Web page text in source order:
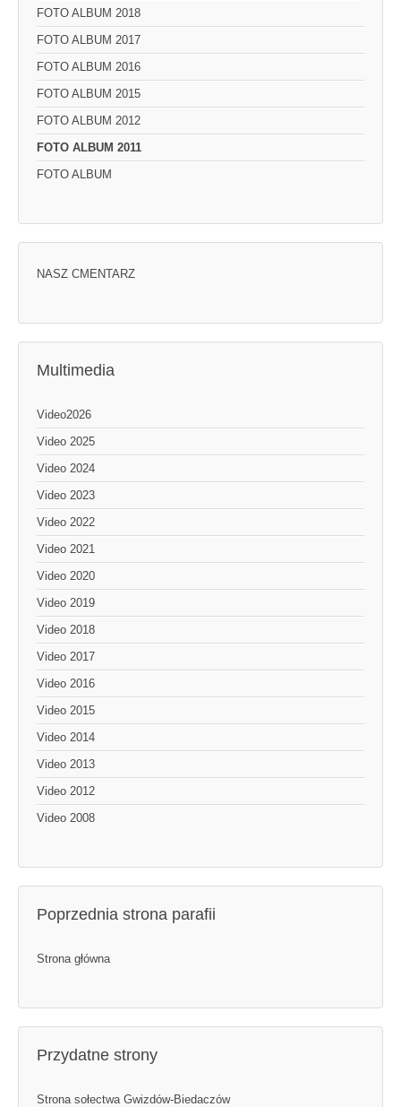
FOTO ALBUM 2018
FOTO ALBUM 2017
FOTO ALBUM 2016
FOTO ALBUM 2015
FOTO ALBUM 2012
FOTO ALBUM 2011
FOTO ALBUM
NASZ CMENTARZ
Multimedia
Video2026
Video 2025
Video 2024
Video 2023
Video 2022
Video 2021
Video 2020
Video 2019
Video 2018
Video 2017
Video 2016
Video 2015
Video 2014
Video 2013
Video 2012
Video 2008
Poprzednia strona parafii
Strona główna
Przydatne strony
Strona sołectwa Gwizdów-Biedaczów